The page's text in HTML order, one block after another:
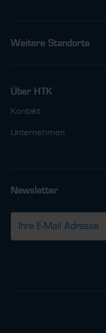
Weitere Standorte
Über HTK
Kontakt
Unternehmen
Newsletter